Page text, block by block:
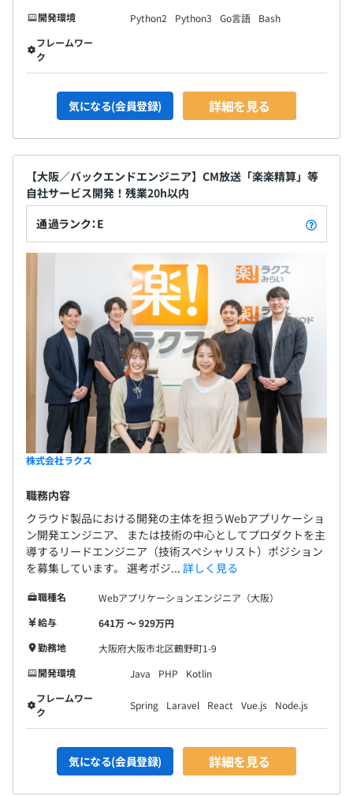
Codeception
・エンジニア専用の評価制度を用意しています。
・月一回、各々が設定した目標への進捗度合いなどをチェ
ックする上司との1on1面談があります。業務については
もちろん、キャリアについてのアドバイスを受けることが
できます。
・実績はもちろんプロセスや行動指針なども考慮し、評価
します。また、エンジニアのキャリアパスとして、マネジ
メントコースとスペシャリストコースが用意されています
のでスペシャリストコースでエンジニア道を極めることが
開発本部全体：約250名
◆開発本部は事業部には属さない技術専門組織として活躍
しています！
各サービス部門は事業部制を採用しています。
開発本部は、エンジニアが所属する技術専門組織として、
サービスを横断して存在しています。
エンジニアがビジネスに貢献できると信じているので、エ
カルチャーを重視した組織を構築したいからです。
エンジニアが生き生きと活躍できて働きやすく、楽しい環
境をつくることを目指しています。
ラクスの役員はエンジニア経験者が多く、製品開発を重要
な経営の中心の一つと捉えています。
◆ほとんどが正社員の内製開発です！
各サービスごとに1チーム5〜10名程度でのチーム開発を
おこなっています。
開発環境
Python2 Python3 Go言語
Bash
フレームワー
ク
気になる(会員登録) 詳細を見る
【大阪／バックエンドエンジニア】CM放送「楽楽精算」等
自社サービス開発！残業20h以内
通過ランク：E
株式会社ラクス
職務内容
クラウド製品における開発の主体を担うWebアプリケーショ
ン開発エンジニア、 または技術の中心としてプロダクトを主
導するリードエンジニア（技術スペシャリスト）ポジション
を募集しています。 選考ポジ... 詳しく見る
職種名
Webアプリケーションエンジニア（大阪）
給与
641万 〜 929万円
勤務地
大阪府大阪市北区鶴野町1-9
開発環境
Java PHP
Kotlin
フレームワー
ク
Spring Laravel React Vue.js Node.js
気になる(会員登録) 詳細を見る